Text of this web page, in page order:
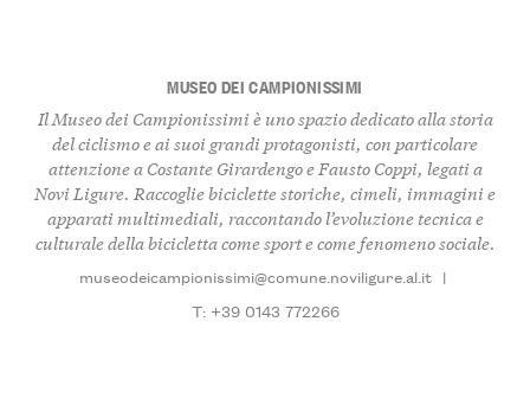
MUSEO DEI CAMPIONISSIMI
Il Museo dei Campionissimi è uno spazio dedicato alla storia
del ciclismo e ai suoi grandi protagonisti, con particolare
attenzione a Costante Girardengo e Fausto Coppi, legati a
Novi Ligure. Raccoglie biciclette storiche, cimeli, immagini e
apparati multimediali, raccontando l’evoluzione tecnica e
culturale della bicicletta come sport e come fenomeno sociale.
museodeicampionissimi@comune.noviligure.al.it |
T: +39 0143 772266